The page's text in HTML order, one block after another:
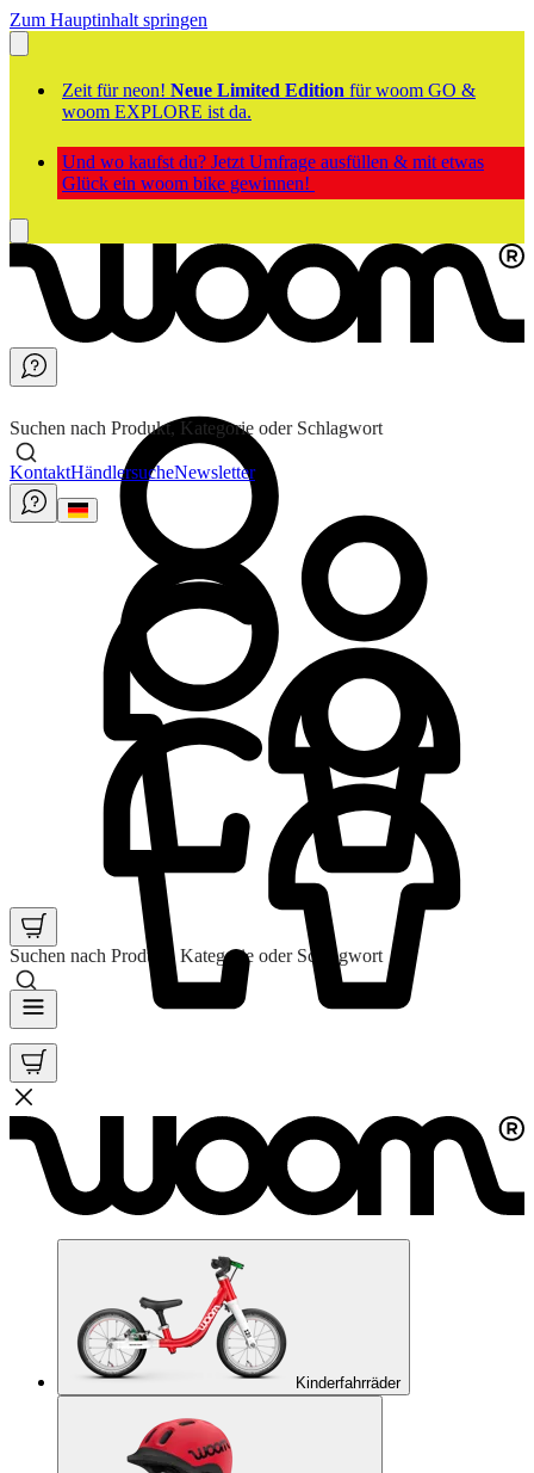
Zum Hauptinhalt springen
Zeit für neon! Neue Limited Edition für woom GO &
woom EXPLORE ist da.
Und wo kaufst du? Jetzt Umfrage ausfüllen & mit etwas
Glück ein woom bike gewinnen!
Suchen nach Produkt, Kategorie oder Schlagwort
Suchen nach Produkt, Kategorie oder Schlagwort
KontaktHändlersucheNewsletter
Kinderfahrräder